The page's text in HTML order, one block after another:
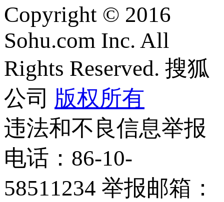
Copyright © 2016
Sohu.com Inc. All
Rights Reserved. 搜狐
公司 版权所有
违法和不良信息举报
电话：86-10-
58511234 举报邮箱：